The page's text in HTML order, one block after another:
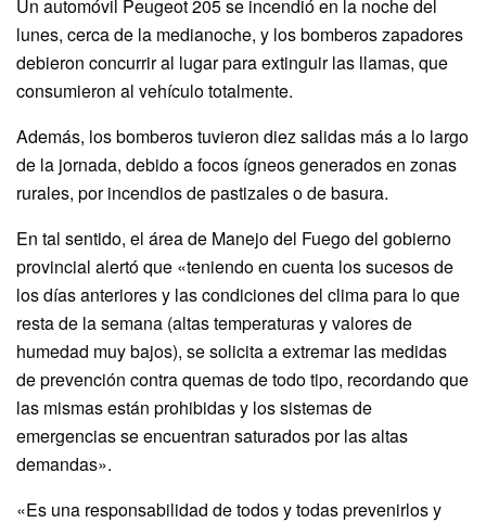
Un automóvil Peugeot 205 se incendió en la noche del
lunes, cerca de la medianoche, y los bomberos zapadores
debieron concurrir al lugar para extinguir las llamas, que
consumieron al vehículo totalmente.
Además, los bomberos tuvieron diez salidas más a lo largo
de la jornada, debido a focos ígneos generados en zonas
rurales, por incendios de pastizales o de basura.
En tal sentido, el área de Manejo del Fuego del gobierno
provincial alertó que «teniendo en cuenta los sucesos de
los días anteriores y las condiciones del clima para lo que
resta de la semana (altas temperaturas y valores de
humedad muy bajos), se solicita a extremar las medidas
de prevención contra quemas de todo tipo, recordando que
las mismas están prohibidas y los sistemas de
emergencias se encuentran saturados por las altas
demandas».
«Es una responsabilidad de todos y todas prevenirlos y